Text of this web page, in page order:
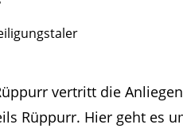
vertritt die
Rüppurr. Hier geht es